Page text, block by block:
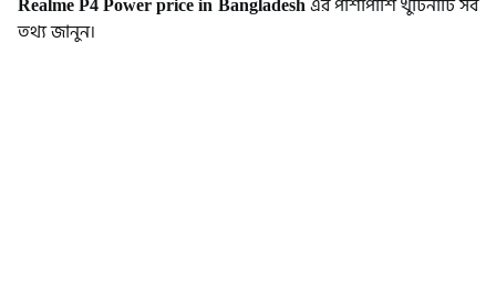
Realme P4 Power price in Bangladesh এর পাশাপাশি খুঁটিনাটি সব
তথ্য জানুন।